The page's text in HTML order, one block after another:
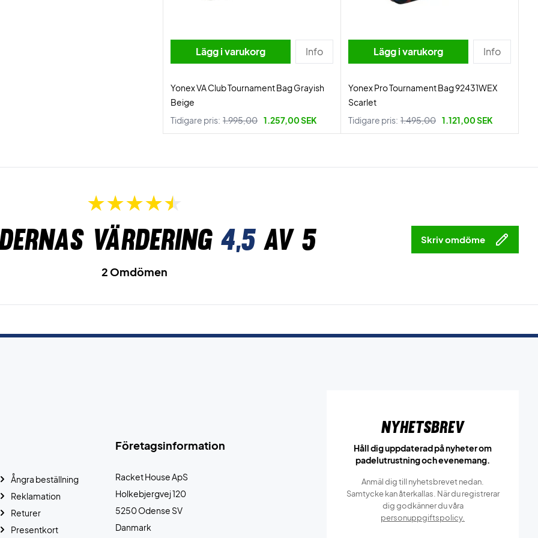
Lägg i varukorg Info
Yonex VA Club Tournament Bag Grayish
Beige
Tidigare pris: 1.995,00 1.257,00 SEK
Lägg i varukorg Info
Yonex Pro Tournament Bag 92431WEX
Scarlet
Tidigare pris: 1.495,00 1.121,00 SEK
värdering 4,5av 5 Skriv omdöme
2 Omdömen
Företagsinformation
Racket House ApS
Holkebjergvej 120
5250 Odense SV
Danmark
Ångra beställning
Reklamation
Returer
Presentkort
Nyhetsbrev
Håll dig uppdaterad på nyheter om
padelutrustning och evenemang.
Anmäl dig till nyhetsbrevet nedan.
Samtycke kan återkallas. När du registrerar
dig godkänner du våra
personuppgiftspolicy.